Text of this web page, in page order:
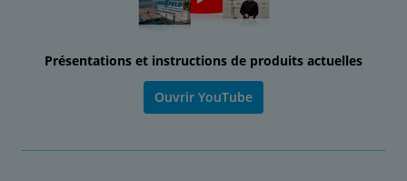
Présentations et instructions de produits actuelles
Ouvrir YouTube